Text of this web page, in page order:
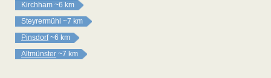
Kirchham ~6 km
Steyrermühl ~7 km
Pinsdorf ~6 km
Altmünster ~7 km